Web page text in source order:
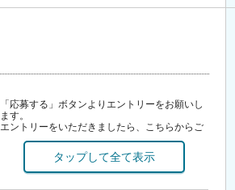
「応募する」ボタンよりエントリーをお願いし
ます。
エントリーをいただきましたら、こちらからご
連絡させていただきます。
【お問い合わせ】
・お電話の場合